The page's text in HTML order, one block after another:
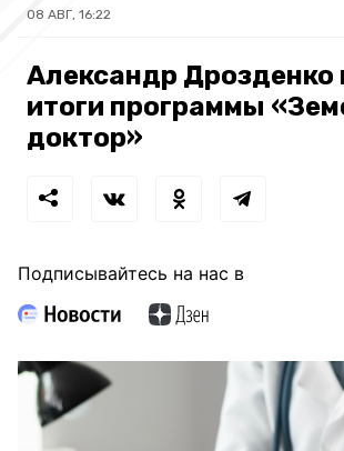
08 АВГ, 16:22
Александр Дрозденко
итоги программы
доктор»
Подписывайтесь на нас в